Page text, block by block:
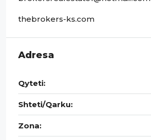
thebrokers-ks.com
Adresa
Qyteti:
Shteti/Qarku:
Zona: